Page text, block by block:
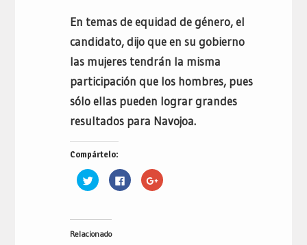
En temas de equidad de género, el
candidato, dijo que en su gobierno
las mujeres tendrán la misma
participación que los hombres, pues
sólo ellas pueden lograr grandes
resultados para Navojoa.
Compártelo:
Haz
clic
Twitter
abre
Haz
clic
Haz
clic
Relacionado